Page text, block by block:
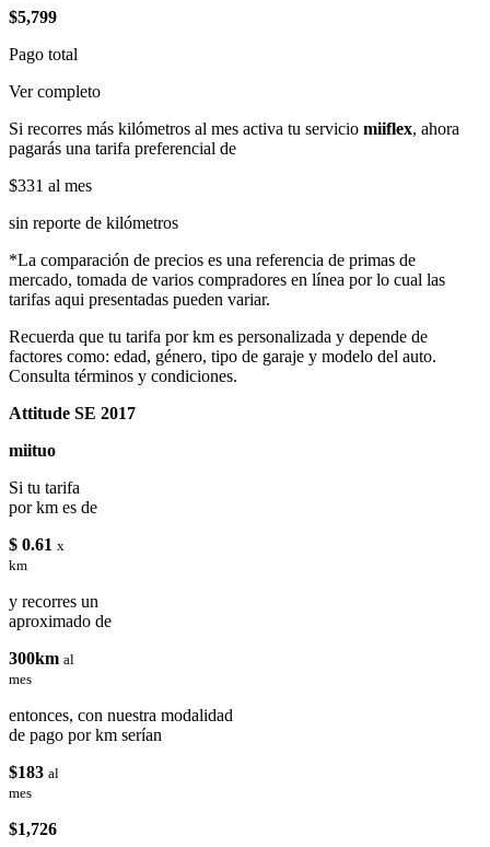
$5,799
Pago total
Ver completo
Si recorres más kilómetros al mes activa tu servicio miiflex, ahora
pagarás una tarifa preferencial de
$331 al mes
sin reporte de kilómetros
*La comparación de precios es una referencia de primas de
mercado, tomada de varios compradores en línea por lo cual las
tarifas aqui presentadas pueden variar.
Recuerda que tu tarifa por km es personalizada y depende de
factores como: edad, género, tipo de garaje y modelo del auto.
Consulta términos y condiciones.
Attitude SE 2017
miituo
Si tu tarifa
por km es de
$ 0.61 x
km
y recorres un
aproximado de
300km al
mes
entonces, con nuestra modalidad
de pago por km serían
$183 al
mes
$1,726